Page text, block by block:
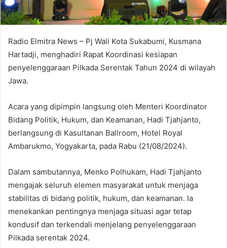
Radio Elmitra News – Pj Wali Kota Sukabumi, Kusmana
Hartadji, menghadiri Rapat Koordinasi kesiapan
penyelenggaraan Pilkada Serentak Tahun 2024 di wilayah
Jawa.
Acara yang dipimpin langsung oleh Menteri Koordinator
Bidang Politik, Hukum, dan Keamanan, Hadi Tjahjanto,
berlangsung di Kasultanan Ballroom, Hotel Royal
Ambarukmo, Yogyakarta, pada Rabu (21/08/2024).
Dalam sambutannya, Menko Polhukam, Hadi Tjahjanto
mengajak seluruh elemen masyarakat untuk menjaga
stabilitas di bidang politik, hukum, dan keamanan. Ia
menekankan pentingnya menjaga situasi agar tetap
kondusif dan terkendali menjelang penyelenggaraan
Pilkada serentak 2024.